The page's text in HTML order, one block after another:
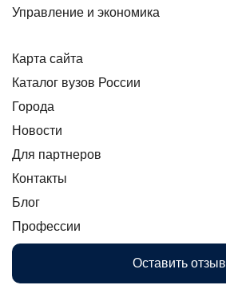
Управление и экономика
Карта сайта
Каталог вузов России
Города
Новости
Для партнеров
Контакты
Блог
Профессии
Оставить отзыв